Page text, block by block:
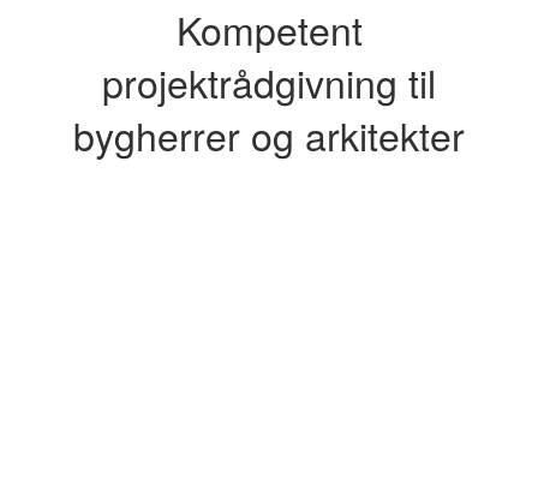
Kompetent
projektrådgivning til
bygherrer og arkitekter